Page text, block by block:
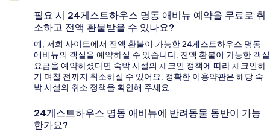
필요 시 24게스트하우스 명동 애비뉴 예약을 무료로 취
소하고 전액 환불받을 수 있나요?
예, 저희 사이트에서 전액 환불이 가능한 24게스트하우스 명동
애비뉴의 객실을 예약하실 수 있습니다. 전액 환불이 가능한 객실
요금을 예약하셨다면 숙박 시설의 체크인 정책에 따라 체크인하
기 며칠 전까지 취소하실 수 있어요. 정확한 이용약관은 해당 숙
박 시설의 취소 정책을 확인해 주세요.
24게스트하우스 명동 애비뉴에 반려동물 동반이 가능
한가요?